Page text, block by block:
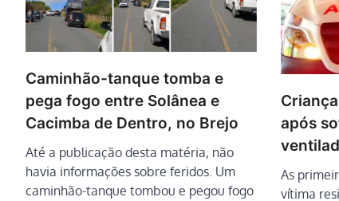
Caminhão-tanque tomba e
pega fogo entre Solânea e
Cacimba de Dentro, no Brejo
Até a publicação desta matéria, não
havia informações sobre feridos. Um
caminhão-tanque tombou e pegou fogo
após
As
vítima